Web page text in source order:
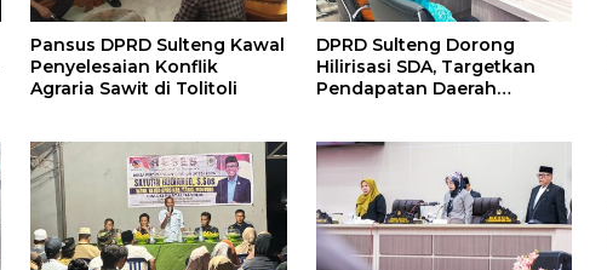
Pansus DPRD Sulteng Kawal
Penyelesaian Konflik
Agraria Sawit di Tolitoli
DPRD Sulteng Dorong
Hilirisasi SDA, Targetkan
Pendapatan Daerah